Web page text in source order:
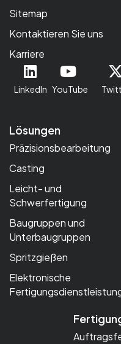
Sitemap
Kontaktieren Sie uns
Karriere
LinkedIn YouTube
Lösungen
Präzisionsbearbeitung
Casting
Leicht- und
Schwerfertigung
Baugruppen und
Unterbaugruppen
Spritzgießen
Elektronische